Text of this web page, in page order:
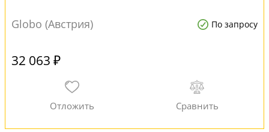
Globo (Австрия) По запросу
32 063 ₽